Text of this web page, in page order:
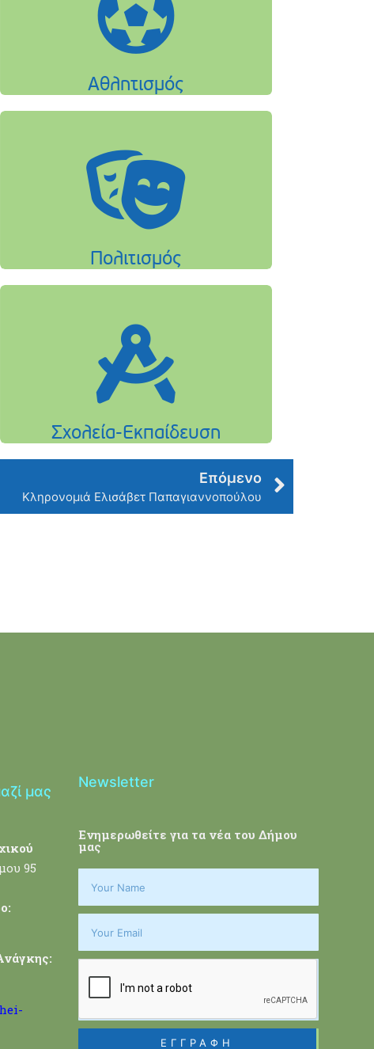
Επόμενο
Κληρονομιά Ελισάβετ Παπαγιαννοπούλου
μας
95
Newsletter
Ενημερωθείτε για τα νέα του Δήμου
μας
ΕΓΓΡΑΦΗ